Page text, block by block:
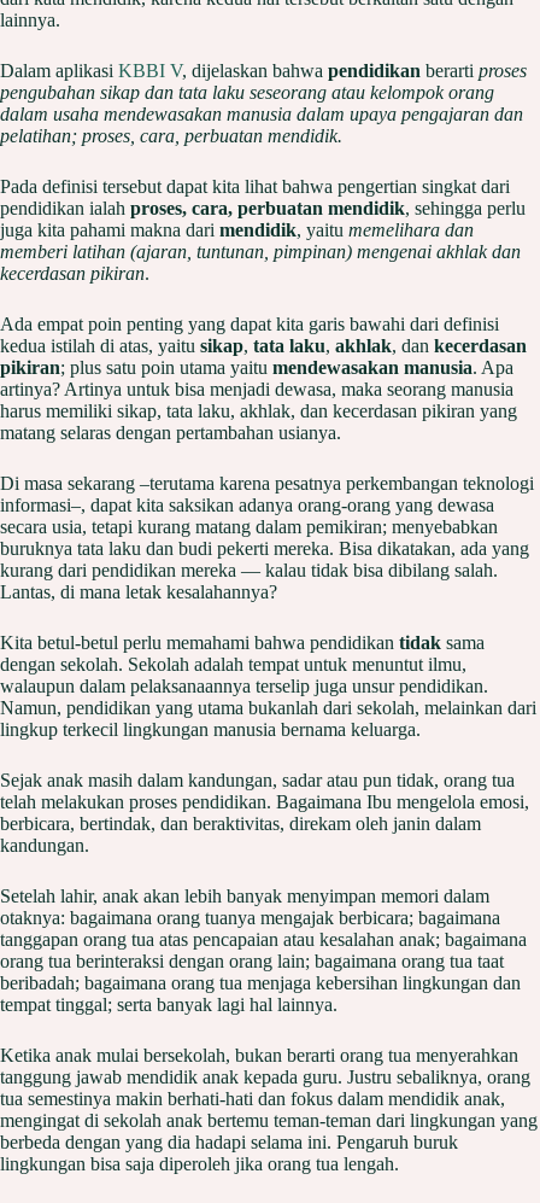
lainnya.
Dalam aplikasi KBBI V, dijelaskan bahwa pendidikan berarti proses
pengubahan sikap dan tata laku seseorang atau kelompok orang
dalam usaha mendewasakan manusia dalam upaya pengajaran dan
pelatihan; proses, cara, perbuatan mendidik.
Pada definisi tersebut dapat kita lihat bahwa pengertian singkat dari
pendidikan ialah proses, cara, perbuatan mendidik, sehingga perlu
juga kita pahami makna dari mendidik, yaitu memelihara dan
memberi latihan (ajaran, tuntunan, pimpinan) mengenai akhlak dan
kecerdasan pikiran.
Ada empat poin penting yang dapat kita garis bawahi dari definisi
kedua istilah di atas, yaitu sikap, tata laku, akhlak, dan kecerdasan
pikiran; plus satu poin utama yaitu mendewasakan manusia. Apa
artinya? Artinya untuk bisa menjadi dewasa, maka seorang manusia
harus memiliki sikap, tata laku, akhlak, dan kecerdasan pikiran yang
matang selaras dengan pertambahan usianya.
Di masa sekarang –terutama karena pesatnya perkembangan teknologi
informasi–, dapat kita saksikan adanya orang-orang yang dewasa
secara usia, tetapi kurang matang dalam pemikiran; menyebabkan
buruknya tata laku dan budi pekerti mereka. Bisa dikatakan, ada yang
kurang dari pendidikan mereka — kalau tidak bisa dibilang salah.
Lantas, di mana letak kesalahannya?
Kita betul-betul perlu memahami bahwa pendidikan tidak sama
dengan sekolah. Sekolah adalah tempat untuk menuntut ilmu,
walaupun dalam pelaksanaannya terselip juga unsur pendidikan.
Namun, pendidikan yang utama bukanlah dari sekolah, melainkan dari
lingkup terkecil lingkungan manusia bernama keluarga.
Sejak anak masih dalam kandungan, sadar atau pun tidak, orang tua
telah melakukan proses pendidikan. Bagaimana Ibu mengelola emosi,
berbicara, bertindak, dan beraktivitas, direkam oleh janin dalam
kandungan.
Setelah lahir, anak akan lebih banyak menyimpan memori dalam
otaknya: bagaimana orang tuanya mengajak berbicara; bagaimana
tanggapan orang tua atas pencapaian atau kesalahan anak; bagaimana
orang tua berinteraksi dengan orang lain; bagaimana orang tua taat
beribadah; bagaimana orang tua menjaga kebersihan lingkungan dan
tempat tinggal; serta banyak lagi hal lainnya.
Ketika anak mulai bersekolah, bukan berarti orang tua menyerahkan
tanggung jawab mendidik anak kepada guru. Justru sebaliknya, orang
tua semestinya makin berhati-hati dan fokus dalam mendidik anak,
mengingat di sekolah anak bertemu teman-teman dari lingkungan yang
berbeda dengan yang dia hadapi selama ini. Pengaruh buruk
lingkungan bisa saja diperoleh jika orang tua lengah.